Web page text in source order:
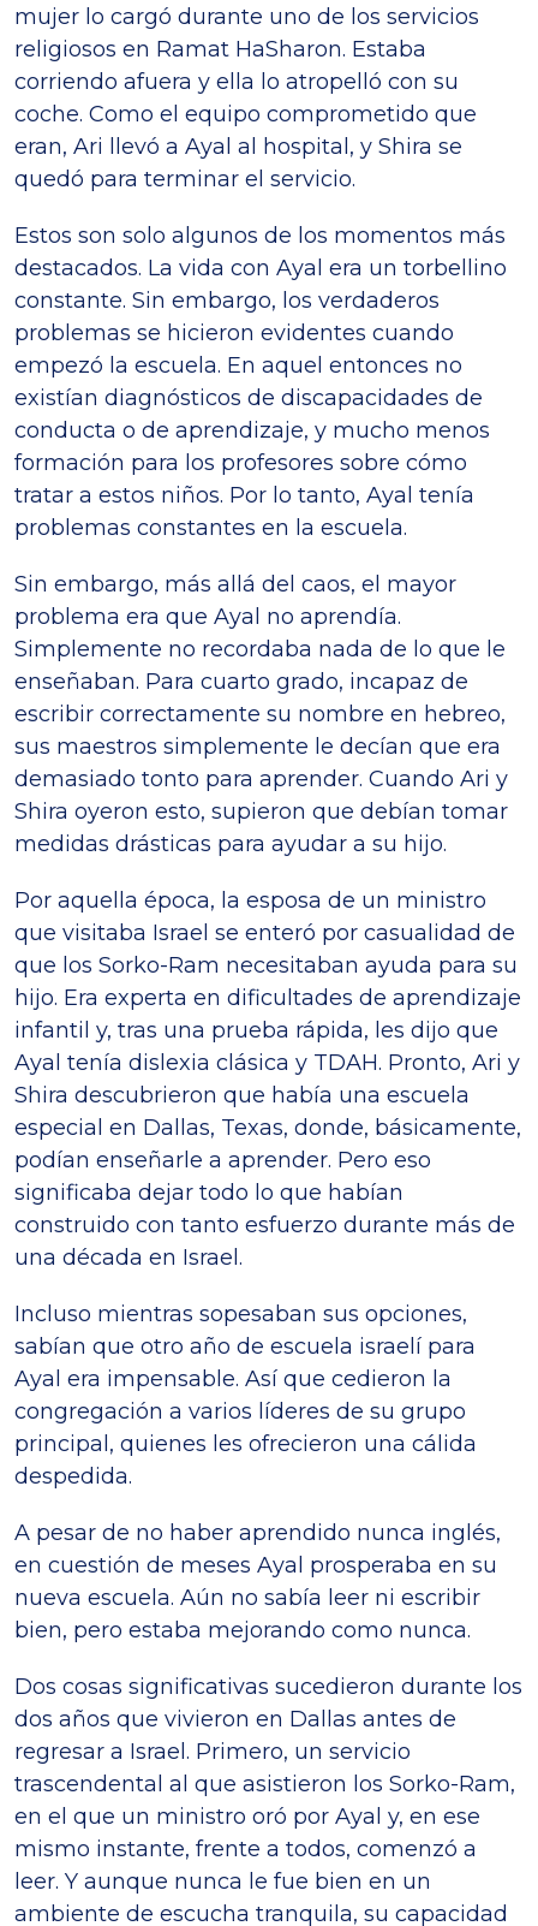
mujer lo cargó durante uno de los servicios
religiosos en Ramat HaSharon. Estaba
corriendo afuera y ella lo atropelló con su
coche. Como el equipo comprometido que
eran, Ari llevó a Ayal al hospital, y Shira se
quedó para terminar el servicio.
Estos son solo algunos de los momentos más
destacados. La vida con Ayal era un torbellino
constante. Sin embargo, los verdaderos
problemas se hicieron evidentes cuando
empezó la escuela. En aquel entonces no
existían diagnósticos de discapacidades de
conducta o de aprendizaje, y mucho menos
formación para los profesores sobre cómo
tratar a estos niños. Por lo tanto, Ayal tenía
problemas constantes en la escuela.
Sin embargo, más allá del caos, el mayor
problema era que Ayal no aprendía.
Simplemente no recordaba nada de lo que le
enseñaban. Para cuarto grado, incapaz de
escribir correctamente su nombre en hebreo,
sus maestros simplemente le decían que era
demasiado tonto para aprender. Cuando Ari y
Shira oyeron esto, supieron que debían tomar
medidas drásticas para ayudar a su hijo.
Por aquella época, la esposa de un ministro
que visitaba Israel se enteró por casualidad de
que los Sorko-Ram necesitaban ayuda para su
hijo. Era experta en dificultades de aprendizaje
infantil y, tras una prueba rápida, les dijo que
Ayal tenía dislexia clásica y TDAH. Pronto, Ari y
Shira descubrieron que había una escuela
especial en Dallas, Texas, donde, básicamente,
podían enseñarle a aprender. Pero eso
significaba dejar todo lo que habían
construido con tanto esfuerzo durante más de
una década en Israel.
Incluso mientras sopesaban sus opciones,
sabían que otro año de escuela israelí para
Ayal era impensable. Así que cedieron la
congregación a varios líderes de su grupo
principal, quienes les ofrecieron una cálida
despedida.
A pesar de no haber aprendido nunca inglés,
en cuestión de meses Ayal prosperaba en su
nueva escuela. Aún no sabía leer ni escribir
bien, pero estaba mejorando como nunca.
Dos cosas significativas sucedieron durante los
dos años que vivieron en Dallas antes de
regresar a Israel. Primero, un servicio
trascendental al que asistieron los Sorko-Ram,
en el que un ministro oró por Ayal y, en ese
mismo instante, frente a todos, comenzó a
leer. Y aunque nunca le fue bien en un
ambiente de escucha tranquila, su capacidad